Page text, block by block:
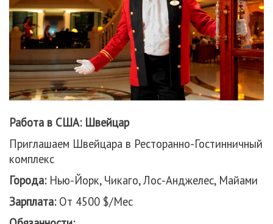
Работа в США: Швейцар
Приглашаем Швейцара в Ресторанно-Гостинничный
комплекс
Города:Нью-Йорк, Чикаго, Лос-Анджелес, Майами
Зарплата:От 4500 $/Мес